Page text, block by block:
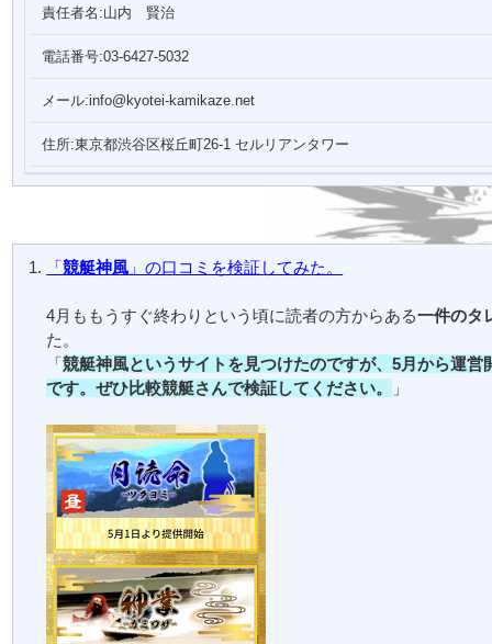
責任者名:山内 賢治
電話番号:03-6427-5032
メール:info@kyotei-kamikaze.net
住所:東京都渋谷区桜丘町26-1 セルリアンタワー
「競艇神風 」の口コミを検証してみた。
4月ももうすぐ終わりという頃に読者の方からある一件のタ
た。
「競艇神風というサイトを見つけたのですが、5月から運営
です。ぜひ比較競艇さんで検証してください。
」